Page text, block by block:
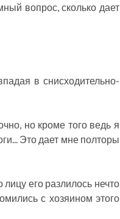
вопрос, сколько дает
в снисходительно-
но кроме того ведь я
Это дает мне полторы
его разлилось нечто
с хозяином этого